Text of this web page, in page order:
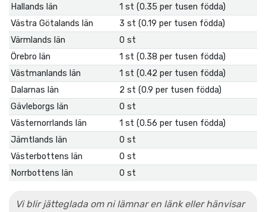
Hallands län
1 st (0.35 per tusen födda)
Västra Götalands län
3 st (0.19 per tusen födda)
Värmlands län
0 st
Örebro län
1 st (0.38 per tusen födda)
Västmanlands län
1 st (0.42 per tusen födda)
Dalarnas län
2 st (0.9 per tusen födda)
Gävleborgs län
0 st
Västernorrlands län
1 st (0.56 per tusen födda)
Jämtlands län
0 st
Västerbottens län
0 st
Norrbottens län
0 st
Vi blir jätteglada om ni lämnar en länk eller hänvisar